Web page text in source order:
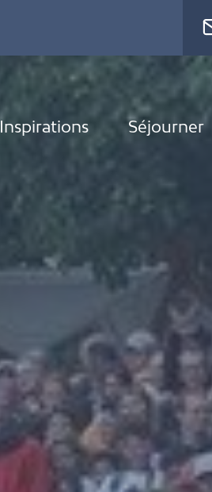
Inspirations Séjourner